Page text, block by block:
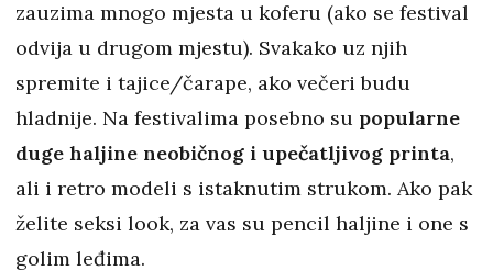
zauzima mnogo mjesta u koferu (ako se festival
odvija u drugom mjestu). Svakako uz njih
spremite i tajice/čarape, ako večeri budu
hladnije. Na festivalima posebno su popularne
duge haljine neobičnog i upečatljivog printa,
ali i retro modeli s istaknutim strukom. Ako pak
želite seksi look, za vas su pencil haljine i one s
golim leđima.